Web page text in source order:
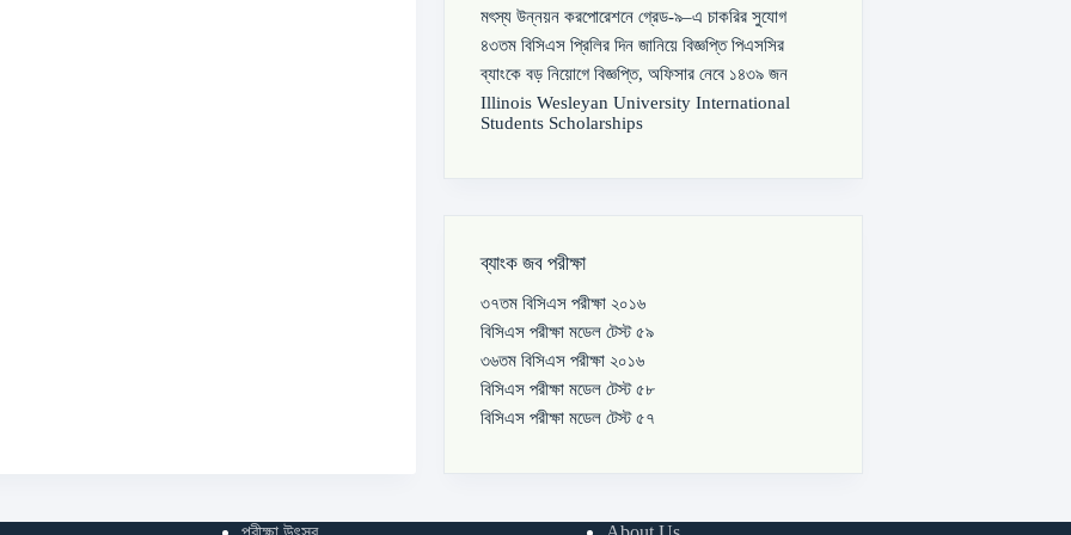
মৎস্য উন্নয়ন করপোরেশনে গ্রেড-৯–এ চাকরির সুযোগ
৪৩তম বিসিএস প্রিলির দিন জানিয়ে বিজ্ঞপ্তি পিএসসির
ব্যাংকে বড় নিয়োগে বিজ্ঞপ্তি, অফিসার নেবে ১৪৩৯ জন
Illinois Wesleyan University International
Students Scholarships
ব্যাংক জব পরীক্ষা
৩৭তম বিসিএস পরীক্ষা ২০১৬
বিসিএস পরীক্ষা মডেল টেস্ট ৫৯
৩৬তম বিসিএস পরীক্ষা ২০১৬
বিসিএস পরীক্ষা মডেল টেস্ট ৫৮
বিসিএস পরীক্ষা মডেল টেস্ট ৫৭